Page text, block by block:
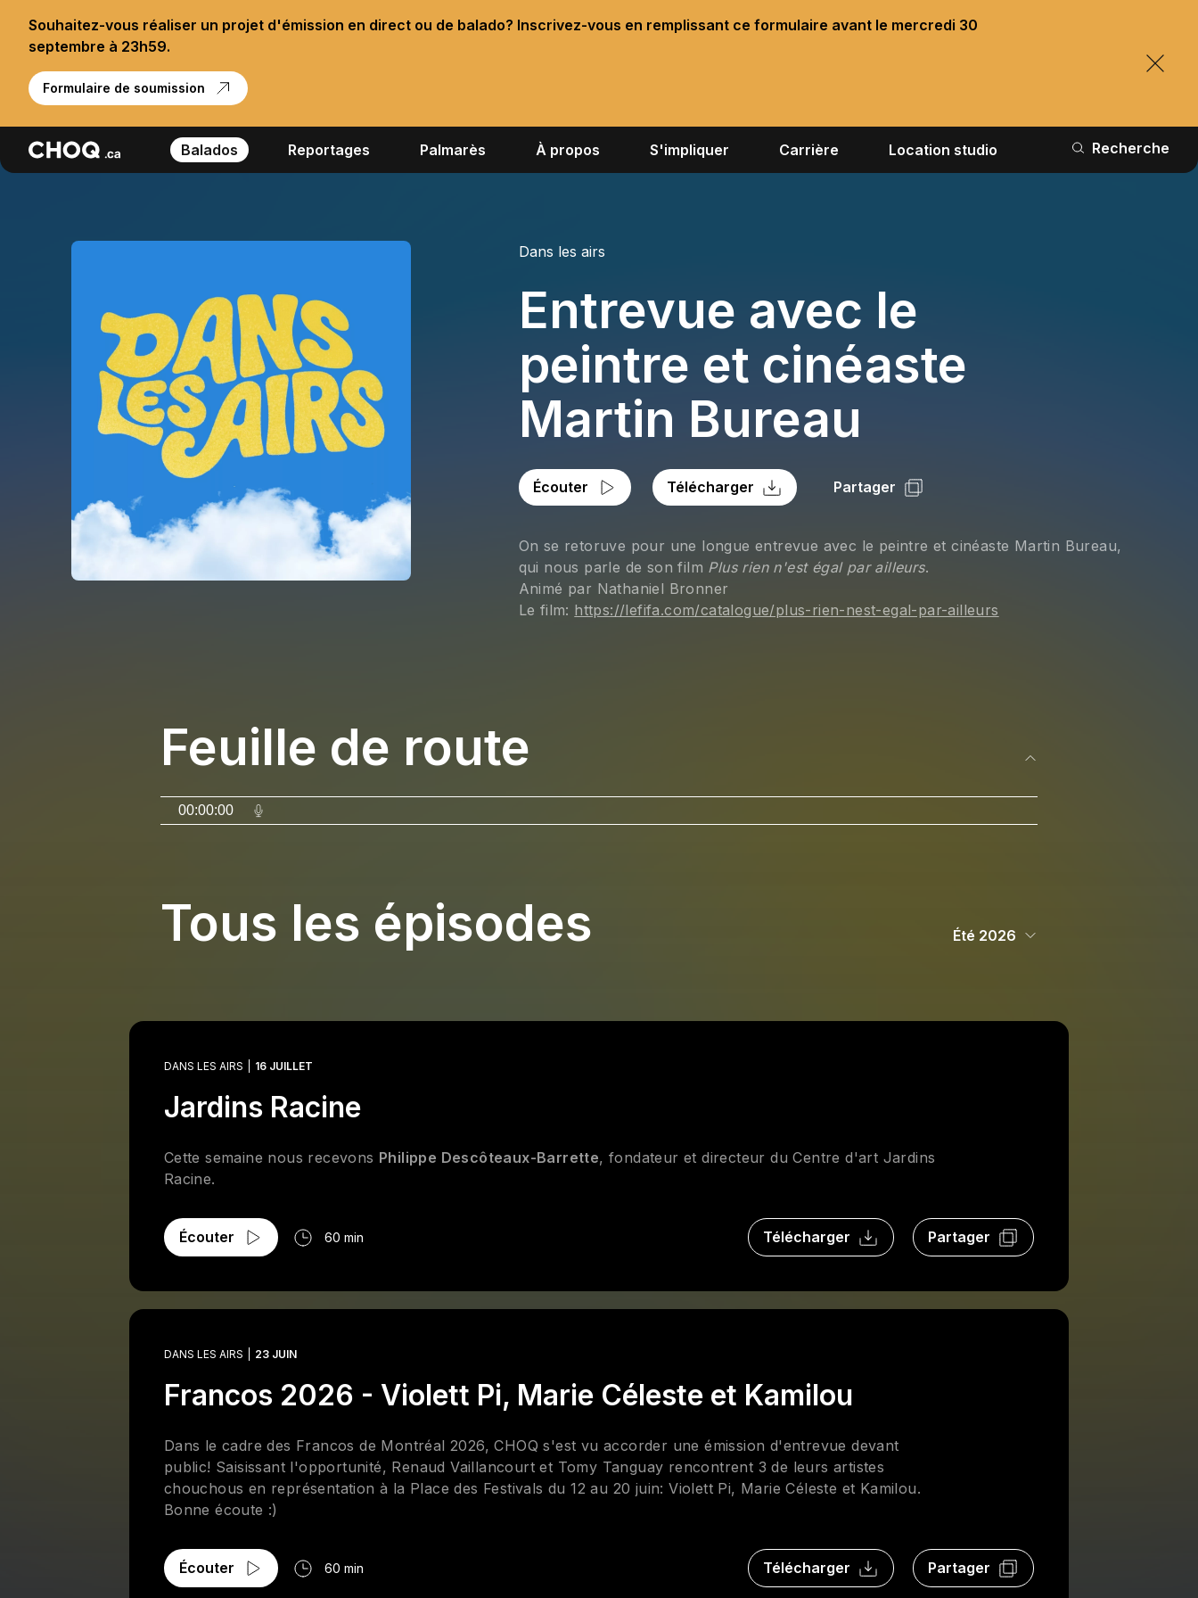
Souhaitez-vous réaliser un projet d'émission en direct ou de balado? Inscrivez-vous en remplissant ce formulaire avant le mercredi 30
septembre à 23h59.
Formulaire de soumission
Balados Reportages Palmarès À propos S'impliquer Carrière Location studio Recherche
Dans les airs
Entrevue avec le
peintre et cinéaste
Martin Bureau
Écouter Télécharger Partager
On se retoruve pour une longue entrevue avec le peintre et cinéaste Martin Bureau,
qui nous parle de son film Plus rien n'est égal par ailleurs.
Animé par Nathaniel Bronner
Le film: https://lefifa.com/catalogue/plus-rien-nest-egal-par-ailleurs
Feuille de route
00:00:00
Tous les épisodes Été 2026
DANS LES AIRS 16 JUILLET
Jardins Racine
Cette semaine nous recevons Philippe Descôteaux-Barrette, fondateur et directeur du Centre d'art Jardins
Racine.
Écouter 60 min Télécharger Partager
DANS LES AIRS 23 JUIN
Francos 2026 - Violett Pi, Marie Céleste et Kamilou
Dans le cadre des Francos de Montréal 2026, CHOQ s'est vu accorder une émission d'entrevue devant
public! Saisissant l'opportunité, Renaud Vaillancourt et Tomy Tanguay rencontrent 3 de leurs artistes
chouchous en représentation à la Place des Festivals du 12 au 20 juin: Violett Pi, Marie Céleste et Kamilou.
Bonne écoute :)
Écouter 60 min Télécharger Partager